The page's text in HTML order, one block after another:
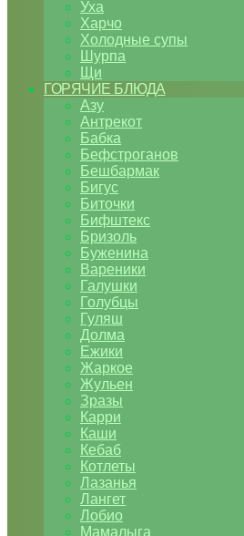
Уха
Харчо
Холодные супы
Шурпа
Щи
ГОРЯЧИЕ БЛЮДА
Азу
Антрекот
Бабка
Бефстроганов
Бешбармак
Бигус
Биточки
Бифштекс
Бризоль
Буженина
Вареники
Галушки
Голубцы
Гуляш
Долма
Ежики
Жаркое
Жульен
Зразы
Карри
Каши
Кебаб
Котлеты
Лазанья
Лангет
Лобио
Мамалыга